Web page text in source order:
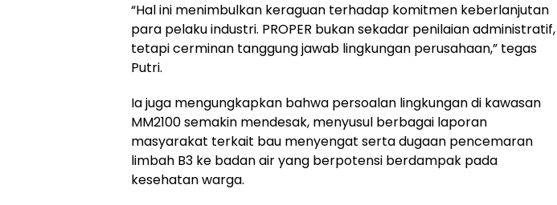
“Hal ini menimbulkan keraguan terhadap komitmen keberlanjutan
para pelaku industri. PROPER bukan sekadar penilaian administratif,
tetapi cerminan tanggung jawab lingkungan perusahaan,” tegas
Putri.
Ia juga mengungkapkan bahwa persoalan lingkungan di kawasan
MM2100 semakin mendesak, menyusul berbagai laporan
masyarakat terkait bau menyengat serta dugaan pencemaran
limbah B3 ke badan air yang berpotensi berdampak pada
kesehatan warga.